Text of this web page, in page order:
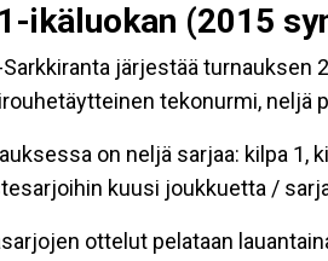
ikäluokan (2015
järjestää turnauksen
tekonurmi, neljä
on neljä sarjaa: kilpa 1,
kuusi joukkuetta /
ottelut pelataan